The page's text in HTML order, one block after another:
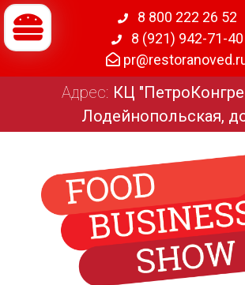
8 800 222 26 52
8 (921) 942-71-40
Адрес: КЦ
Лодейнопольская,